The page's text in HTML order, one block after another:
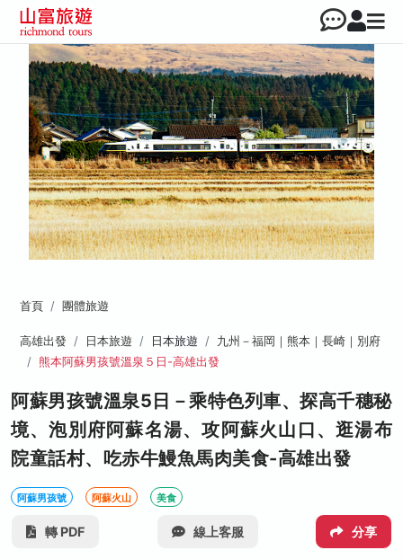
首頁 團體旅遊
高雄出發 日本旅遊 日本旅遊
九州－福岡｜熊本｜長崎｜別府
熊本阿蘇男孩號溫泉５日-高雄出發
阿蘇男孩號溫泉5日－乘特色列車、探高千穗秘
境、泡別府阿蘇名湯、攻阿蘇火山口、逛湯布
院童話村、吃赤牛鰻魚馬肉美食-高雄出發
阿蘇男孩號 阿蘇火山 美食
轉 PDF 線上客服 分享